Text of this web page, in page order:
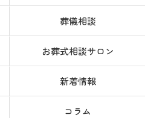
葬儀相談
お葬式相談サロン
新着情報
コラム